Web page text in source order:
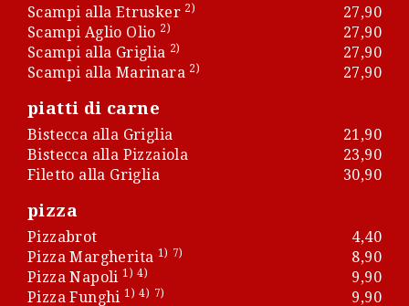
Scampi alla Etrusker 2)
27,90
Scampi Aglio Olio 2)
27,90
Scampi alla Griglia 2)
27,90
Scampi alla Marinara 2) 27,90
piatti di carne
Bistecca alla Griglia
21,90
Bistecca alla Pizzaiola
23,90
Filetto alla Griglia
30,90
pizza
Pizzabrot
4,40
Pizza Margherita 1) 7)
8,90
Pizza Napoli 1) 4)
9,90
Pizza Funghi 1) 4) 7) 9,90